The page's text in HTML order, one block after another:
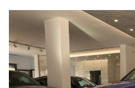
plus con MMI touch
- Specchi retrovisori
- Audi Sound System, Audi
Store e smartphone interface
- Climatizzatore Deluxe a 3 zone
- Portellone vano bagagli ad
- Adaptive Cruise Control